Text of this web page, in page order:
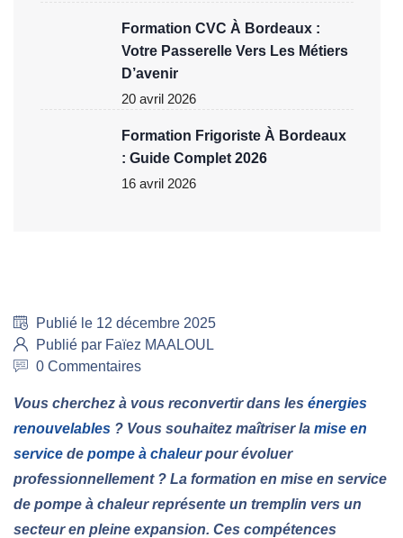
Formation CVC À Bordeaux :
Votre Passerelle Vers Les Métiers
D’avenir
20 avril 2026
Formation Frigoriste À Bordeaux
: Guide Complet 2026
16 avril 2026
Publié le 12 décembre 2025
Publié par Faïez MAALOUL
0 Commentaires
Vous cherchez à vous reconvertir dans les énergies
renouvelables ? Vous souhaitez maîtriser la mise en
service de pompe à chaleurpour évoluer
professionnellement ? La formation en mise en service
de pompe à chaleur représente un tremplin vers un
secteur en pleine expansion. Ces compétences